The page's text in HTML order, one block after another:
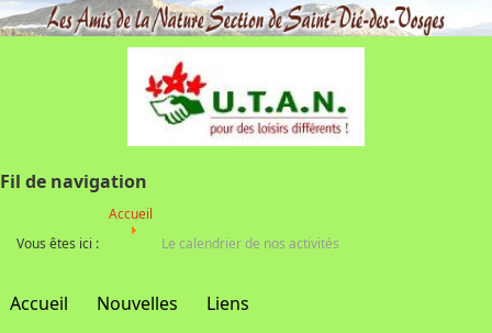
Fil de navigation
Vous êtes ici :
Accueil
Le calendrier de nos activités
Accueil Nouvelles Liens